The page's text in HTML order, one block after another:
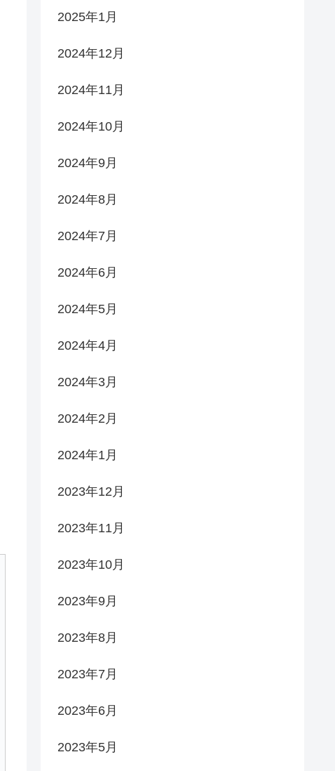
2025年1月
2024年12月
2024年11月
2024年10月
2024年9月
2024年8月
2024年7月
2024年6月
2024年5月
2024年4月
2024年3月
2024年2月
2024年1月
2023年12月
2023年11月
2023年10月
2023年9月
2023年8月
2023年7月
2023年6月
2023年5月